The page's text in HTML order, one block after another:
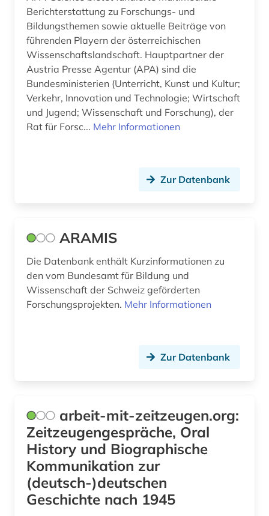
gottfried wilhelm leibniz (1)
grafik (1)
graphik (1)
graphiker (1)
großbritannien (2)
habilitation (1)
handschriftenkunde (1)
heidelberger akademie der wissenschaften
(1)
herzog august bibliothek (1)
hochschularchiv (2)
hochschule (7)
hochschulen (1)
hochschullehrer (3)
hochschulpolitik (1)
hochschulschrift (3)
Berichterstattung zu Forschungs- und
Bildungsthemen sowie aktuelle Beiträge von
führenden Playern der österreichischen
Wissenschaftslandschaft. Hauptpartner der
Austria Presse Agentur (APA) sind die
Bundesministerien (Unterricht, Kunst und Kultur;
Verkehr, Innovation und Technologie; Wirtschaft
und Jugend; Wissenschaft und Forschung), der
Rat für Forsc... Mehr Informationen
Zur Datenbank
ARAMIS
Die Datenbank enthält Kurzinformationen zu
den vom Bundesamt für Bildung und
Wissenschaft der Schweiz geförderten
Forschungsprojekten. Mehr Informationen
Zur Datenbank
arbeit-mit-zeitzeugen.org:
Zeitzeugengespräche, Oral
History und Biographische
Kommunikation zur
(deutsch-)deutschen
Geschichte nach 1945